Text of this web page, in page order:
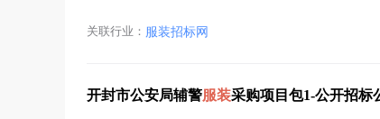
关联行业： 服装招标网
开封市公安局辅警服装采购项目包1-公开招标